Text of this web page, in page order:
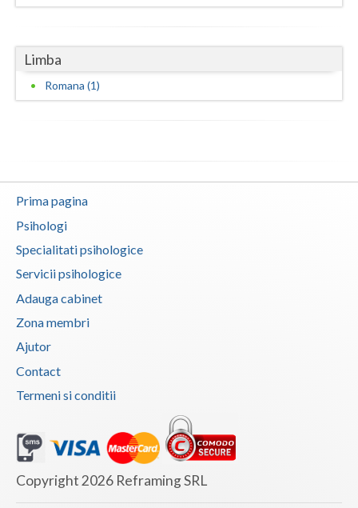
Satu-Mare
Suceava
Valcea
Vaslui
Vrancea
Limba
Romana (1)
Prima pagina
Psihologi
Specialitati psihologice
Servicii psihologice
Adauga cabinet
Zona membri
Ajutor
Contact
Termeni si conditii
Copyright 2026 Reframing SRL